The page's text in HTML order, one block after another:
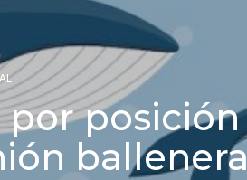
posición
ballenera